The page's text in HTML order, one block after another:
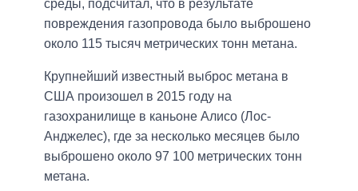
среды, подсчитал, что в результате
повреждения газопровода было выброшено
около 115 тысяч метрических тонн метана.
Крупнейший известный выброс метана в
США произошел в 2015 году на
газохранилище в каньоне Алисо (Лос-
Анджелес), где за несколько месяцев было
выброшено около 97 100 метрических тонн
метана.